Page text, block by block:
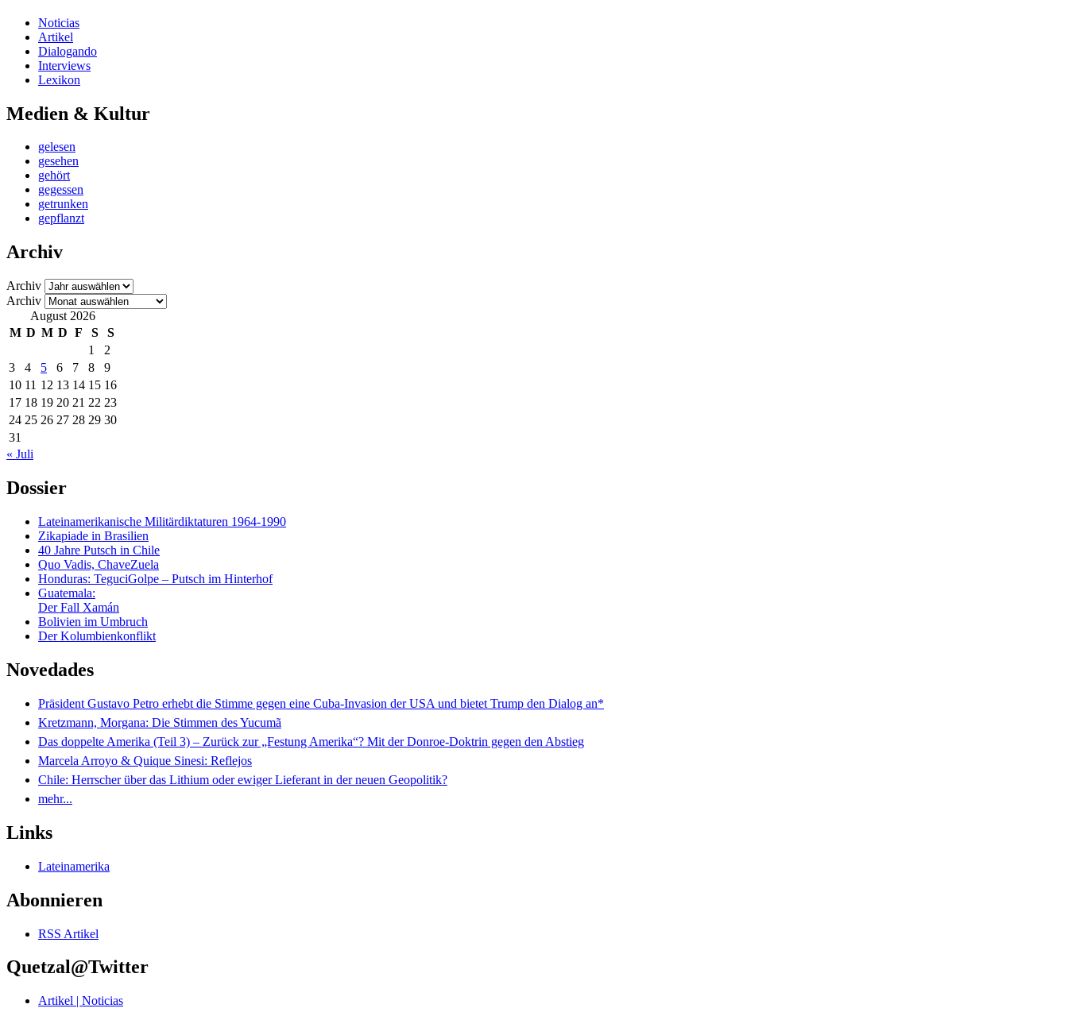
Noticias
Artikel
Dialogando
Interviews
Lexikon
Medien & Kultur
gelesen
gesehen
gehört
gegessen
getrunken
gepflanzt
Archiv
Archiv
Archiv
August 2026
M D M D F S
S
1
2
3
4 5 6 7 8
9
10 11 12 13 14 15 16
17 18 19 20 21 22 23
24 25 26 27 28 29 30
31
« Juli
Dossier
Lateinamerikanische Militärdiktaturen 1964-1990
Zikapiade in Brasilien
40 Jahre Putsch in Chile
Quo Vadis, ChaveZuela
Honduras: TeguciGolpe – Putsch im Hinterhof
Guatemala:
Der Fall Xamán
Bolivien im Umbruch
Der Kolumbienkonflikt
Novedades
Präsident Gustavo Petro erhebt die Stimme gegen eine Cuba-Invasion der USA und bietet Trump den Dialog an*
Kretzmann, Morgana: Die Stimmen des Yucumã
Das doppelte Amerika (Teil 3) – Zurück zur „Festung Amerika“? Mit der Donroe-Doktrin gegen den Abstieg
Marcela Arroyo & Quique Sinesi: Reflejos
Chile: Herrscher über das Lithium oder ewiger Lieferant in der neuen Geopolitik?
mehr...
Links
Lateinamerika
Abonnieren
RSS Artikel
Quetzal@Twitter
Artikel | Noticias